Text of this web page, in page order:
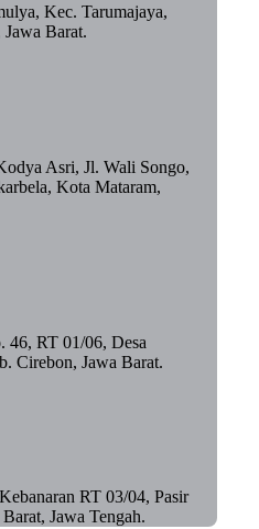
Kec. Tarumajaya,
Barat.
Asri, Jl. Wali Songo,
Kota Mataram,
46, RT 01/06, Desa
Cirebon, Jawa Barat.
RT 03/04, Pasir
Jawa Tengah.